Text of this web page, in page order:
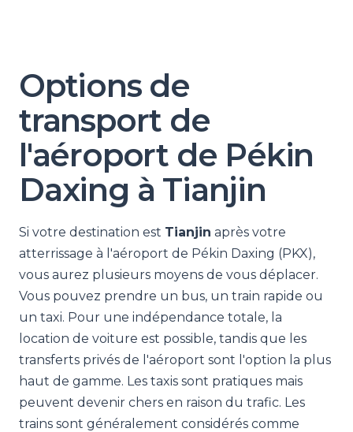
Options de
transport de
l'aéroport de Pékin
Daxing à Tianjin
Si votre destination est Tianjin après votre
atterrissage à l'aéroport de Pékin Daxing (PKX),
vous aurez plusieurs moyens de vous déplacer.
Vous pouvez prendre un bus, un train rapide ou
un taxi. Pour une indépendance totale, la
location de voiture est possible, tandis que les
transferts privés de l'aéroport sont l'option la plus
haut de gamme. Les taxis sont pratiques mais
peuvent devenir chers en raison du trafic. Les
trains sont généralement considérés comme